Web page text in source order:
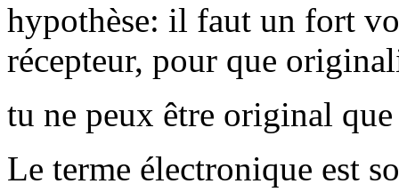
hypothèse: il faut un fort
récepteur, pour que
tu ne peux être original
Le terme électronique est